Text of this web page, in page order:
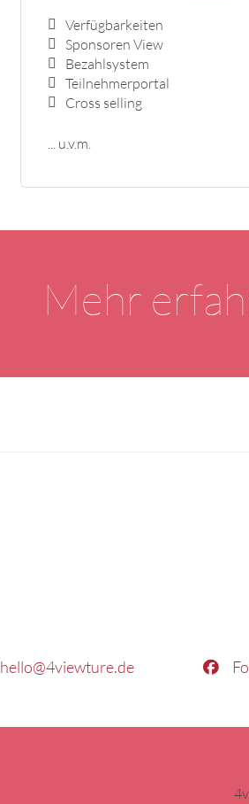
Verfügbarkeiten
Sponsoren View
Bezahlsystem
Teilnehmerportal
Cross selling
... u.v.m.
Mehr
hello@4viewture.de